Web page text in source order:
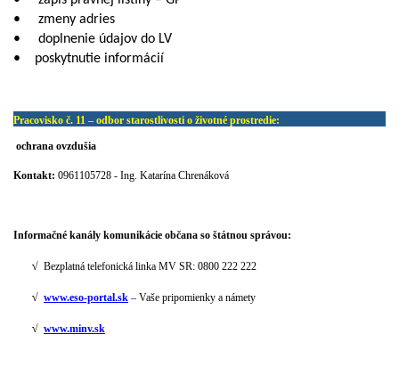
•
zmeny adries
•
doplnenie údajov do LV
•
poskytnutie informácií
Pracovisko č. 11 – odbor starostlivosti o životné prostredie:
ochrana ovzdušia
Kontakt: 0961105728 - Ing. Katarína Chrenáková
Informačné kanály komunikácie občana so štátnou správou:
√ Bezplatná telefonická linka MV SR: 0800 222 222
√ www.eso-portal.sk – Vaše pripomienky a námety
√ www.minv.sk